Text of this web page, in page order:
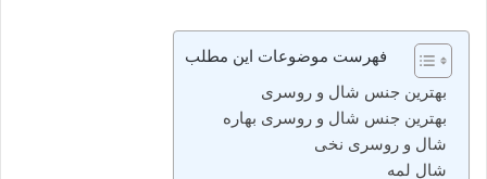
فهرست موضوعات این مطلب
بهترین جنس شال و روسری
بهترین جنس شال و روسری بهاره
شال و روسری نخی
شال لمه